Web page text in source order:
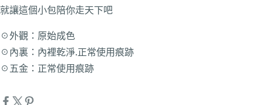
就讓這個小包陪你走天下吧
☉外觀：原始成色
☉內裏：內裡乾淨.正常使用痕跡
☉五金：正常使用痕跡